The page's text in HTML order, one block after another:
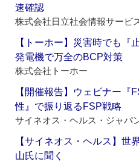
速確認
株式会社日立社会情報サービ
【トーホー】災害時でも
発電機で万全のBCP対策
株式会社トーホー
【開催報告】ウェビナー『
性』で振り返るFSP戦略
サイネオス・ヘルス・ジャパ
【サイネオス・ヘルス】
山氏に聞く